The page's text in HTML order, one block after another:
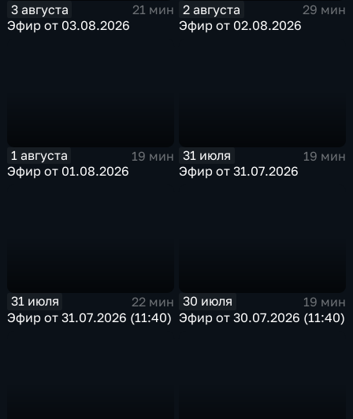
3 августа
21 мин
Эфир от 03.08.2026
2 августа
29 мин
Эфир от 02.08.2026
1 августа
19 мин
Эфир от 01.08.2026
31 июля
19 мин
Эфир от 31.07.2026
31 июля
22 мин
Эфир от 31.07.2026 (11:40)
30 июля
19 мин
Эфир от 30.07.2026 (11:40)